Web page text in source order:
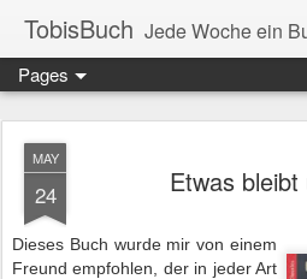
TobisBuch Jede Woche ein
Pages
MAY
24 Etwas
Dieses Buch wurde mir von einem
Freund empfohlen, der in jeder Art